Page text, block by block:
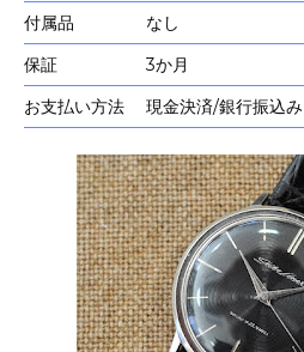
付属品
なし
保証
3か月
お支払い方法
現金決済/銀行振込み